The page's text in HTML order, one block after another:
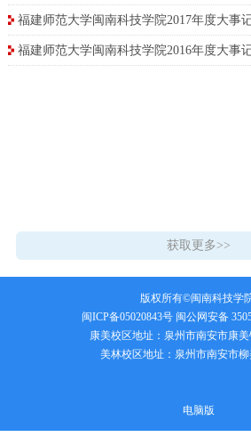
福建师范大学闽南科技学院2017年度大事
福建师范大学闽南科技学院2016年度大事
获取更多>>
版权所有©闽南科技学
闽ICP备05020843号 闽公网安备
康美校区地址：泉州市南安市康
美林校区地址：泉州市南安市
电脑版